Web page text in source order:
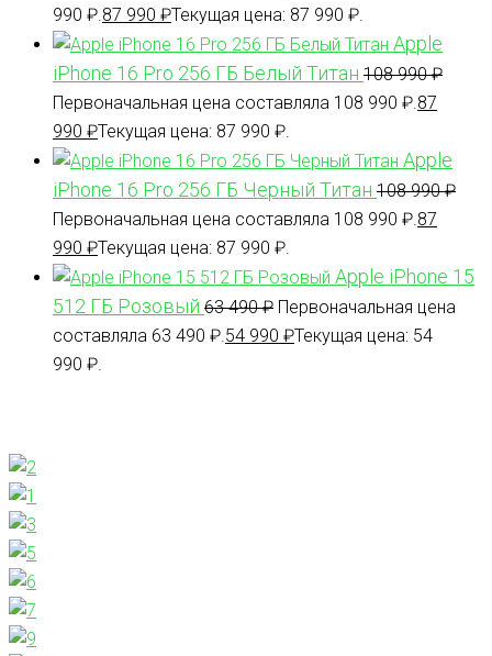
990 ₽. 87 990 ₽Текущая цена: 87 990 ₽.
Apple
iPhone 16 Pro 256 ГБ Белый Титан 108 990₽
Первоначальная цена составляла 108 990 ₽. 87
990 ₽Текущая цена: 87 990 ₽.
Apple
iPhone 16 Pro 256 ГБ Черный Титан 108 990₽
Первоначальная цена составляла 108 990 ₽. 87
990 ₽Текущая цена: 87 990 ₽.
Apple iPhone 15
512 ГБ Розовый 63 490₽ Первоначальная цена
составляла 63 490 ₽. 54 990 ₽Текущая цена: 54
990 ₽.